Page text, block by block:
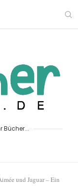
Bücher...
und Jaguar – Ein